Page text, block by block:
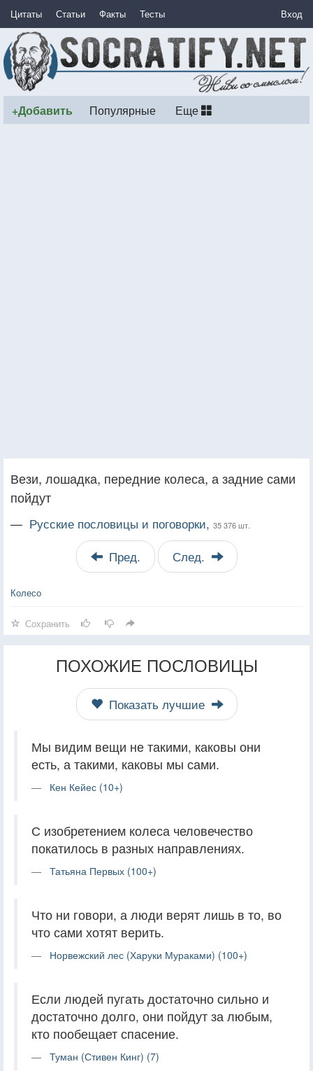
Цитаты Статьи Факты Тесты Вход
+Добавить Популярные Еще
Вези, лошадка, передние колеса, а задние сами
пойдут
— Русские пословицы и поговорки, 35 376 шт.
Пред. След.
Колесо
Сохранить
ПОХОЖИЕ ПОСЛОВИЦЫ
Показать лучшие
Мы видим вещи не такими, каковы они
есть, а такими, каковы мы сами.
Кен Кейес (10+)
С изобретением колеса человечество
покатилось в разных направлениях.
Татьяна Первых (100+)
Что ни говори, а люди верят лишь в то, во
что сами хотят верить.
Норвежский лес (Харуки Мураками) (100+)
Если людей пугать достаточно сильно и
достаточно долго, они пойдут за любым,
кто пообещает спасение.
Туман (Стивен Кинг) (7)